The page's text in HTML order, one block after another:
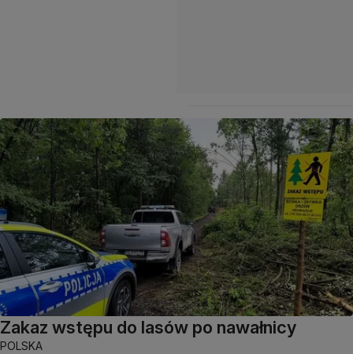
Zakaz wstępu do lasów po nawałnicy
POLSKA